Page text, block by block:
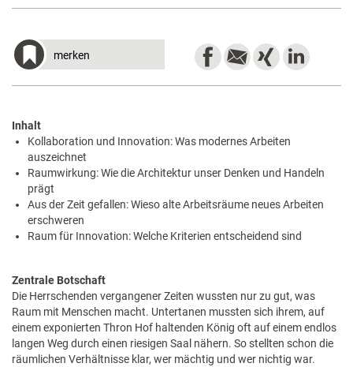
merken
Inhalt
Kollaboration und Innovation: Was modernes Arbeiten
auszeichnet
Raumwirkung: Wie die Architektur unser Denken und Handeln
prägt
Aus der Zeit gefallen: Wieso alte Arbeitsräume neues Arbeiten
erschweren
Raum für Innovation: Welche Kriterien entscheidend sind
Zentrale Botschaft
Die Herrschenden vergangener Zeiten wussten nur zu gut, was
Raum mit Menschen macht. Untertanen mussten sich ihrem, auf
einem exponierten Thron Hof haltenden König oft auf einem endlos
langen Weg durch einen riesigen Saal nähern. So stellten schon die
räumlichen Verhältnisse klar, wer mächtig und wer nichtig war.